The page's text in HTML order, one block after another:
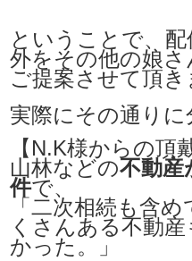
ということで、
外をその他の娘
ご提案させて頂き
実際にその通りに
【N.K様からの頂
山林などの不動産
件で、
「二次相続も含
くさんある不動
かった。」